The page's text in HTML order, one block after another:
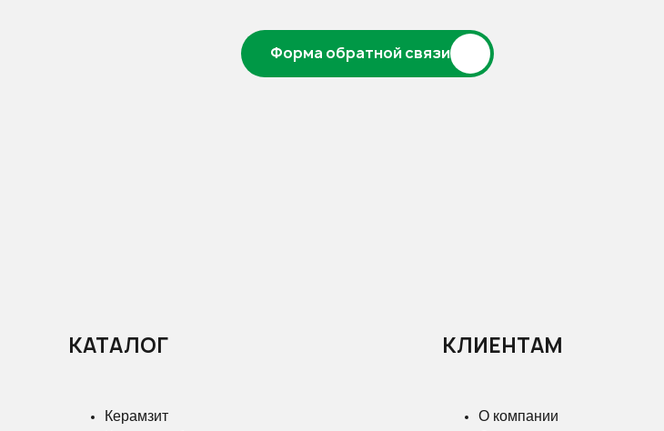
форма обратной связи
КАТАЛОГ
Керамзит
КЛИЕНТАМ
О компании